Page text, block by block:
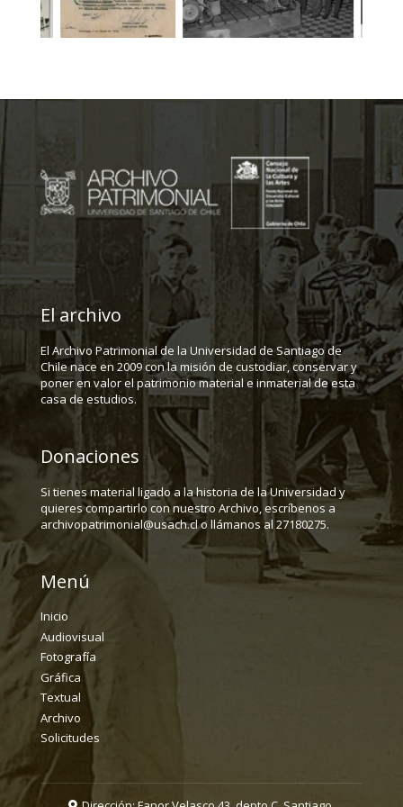
El archivo
El Archivo Patrimonial de la Universidad de Santiago de
Chile nace en 2009 con la misión de custodiar, conservar y
poner en valor el patrimonio material e inmaterial de esta
casa de estudios.
Donaciones
Si tienes material ligado a la historia de la Universidad y
quieres compartirlo con nuestro Archivo, escríbenos a
archivopatrimonial@usach.cl o llámanos al 27180275.
Menú
Inicio
Audiovisual
Fotografía
Gráfica
Textual
Archivo
Solicitudes